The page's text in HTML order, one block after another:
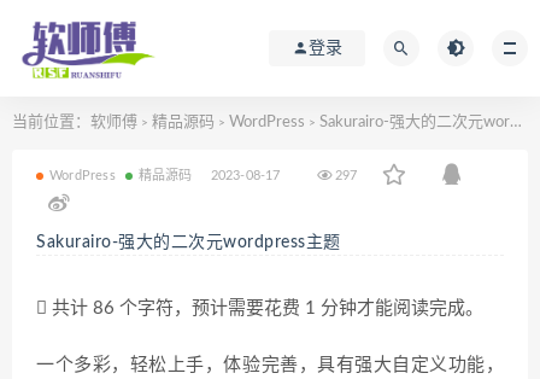
登录
当前位置： 软师傅 > 精品源码 > WordPress > Sakurairo-强大的二次元wordpress主题
WordPress 精品源码 2023-08-17 297
Sakurairo-强大的二次元wordpress主题
共计 86 个字符，预计需要花费 1 分钟才能阅读完成。
一个多彩，轻松上手，体验完善，具有强大自定义功能，